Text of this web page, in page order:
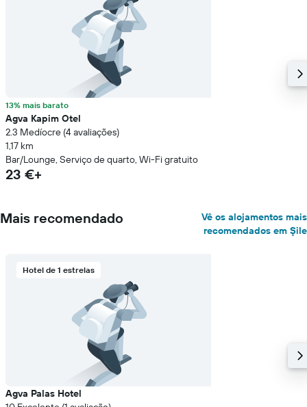
13% mais barato
Agva Kapim Otel
2.3 Medíocre (4 avaliações)
1,17 km
Bar/Lounge, Serviço de quarto, Wi-Fi gratuito
23 €+
Mais recomendado
Vê os alojamentos mais
recomendados em Şile
Hotel de 1 estrelas
Agva Palas Hotel